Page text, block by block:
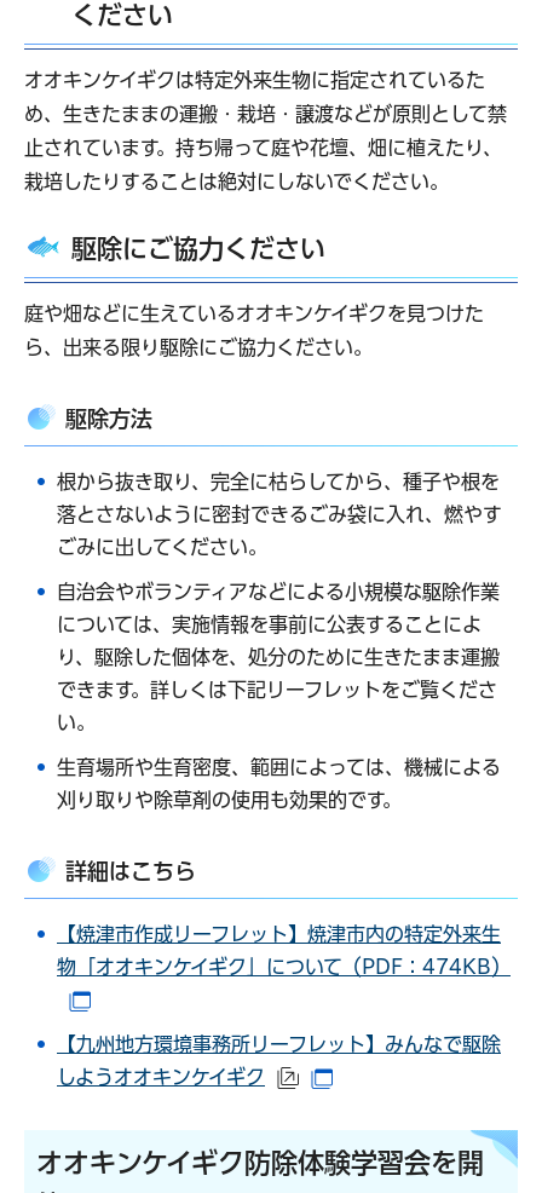
ください
オオキンケイギクは特定外来生物に指定されているた
め、生きたままの運搬・栽培・譲渡などが原則として禁
止されています。持ち帰って庭や花壇、畑に植えたり、
栽培したりすることは絶対にしないでください。
駆除にご協力ください
庭や畑などに生えているオオキンケイギクを見つけた
ら、出来る限り駆除にご協力ください。
駆除方法
根から抜き取り、完全に枯らしてから、種子や根を
落とさないように密封できるごみ袋に入れ、燃やす
ごみに出してください。
自治会やボランティアなどによる小規模な駆除作業
については、実施情報を事前に公表することによ
り、駆除した個体を、処分のために生きたまま運搬
できます。詳しくは下記リーフレットをご覧くださ
い。
生育場所や生育密度、範囲によっては、機械による
刈り取りや除草剤の使用も効果的です。
詳細はこちら
【焼津市作成リーフレット】焼津市内の特定外来生
物「オオキンケイギク」について（PDF：474KB）
【九州地方環境事務所リーフレット】みんなで駆除
しようオオキンケイギク
（外部サイトへリンク）
オオキンケイギク防除体験学習会を開